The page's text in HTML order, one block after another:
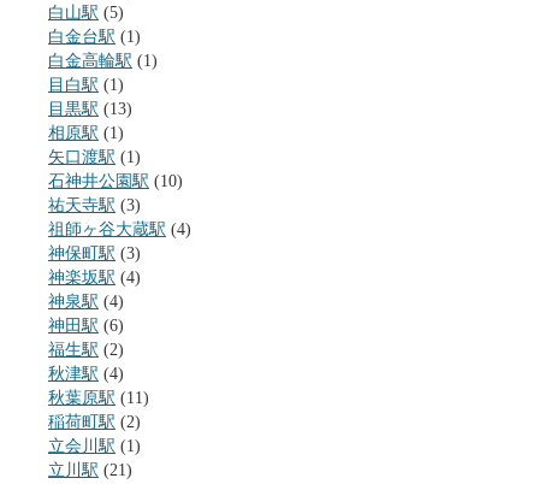
白山駅 (5)
白金台駅 (1)
白金高輪駅 (1)
目白駅 (1)
目黒駅 (13)
相原駅 (1)
矢口渡駅 (1)
石神井公園駅 (10)
祐天寺駅 (3)
祖師ヶ谷大蔵駅 (4)
神保町駅 (3)
神楽坂駅 (4)
神泉駅 (4)
神田駅 (6)
福生駅 (2)
秋津駅 (4)
秋葉原駅 (11)
稲荷町駅 (2)
立会川駅 (1)
立川駅 (21)